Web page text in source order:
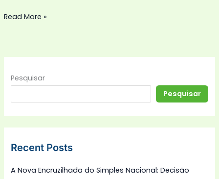
Read More »
Pesquisar
Pesquisar
Recent Posts
A Nova Encruzilhada do Simples Nacional: Decisão